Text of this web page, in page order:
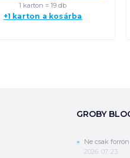
1 karton = 19 db
+1 karton a kosárba
GROBY
Ne csak
2026. 07. 23.